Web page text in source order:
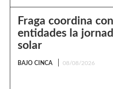
Fraga coordina
entidades la
solar
BAJO CINCA 08/08/2026